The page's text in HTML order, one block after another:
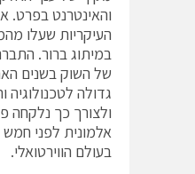
והאינטרנט בפרט.
העיקריות שעלו
במיתוג ברור.
של השוק בשנים
גדולה לטכנולוגיה
ולצורך כך נלקחה
אלמונית לפני חמש
בעולם הווירטואלי.